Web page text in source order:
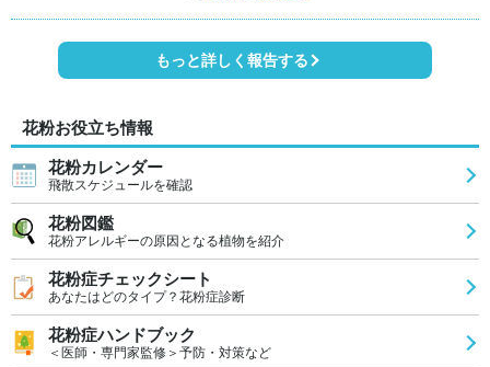
もっと詳しく報告する
花粉お役立ち情報
花粉カレンダー
飛散スケジュールを確認
花粉図鑑
花粉アレルギーの原因となる植物を紹介
花粉症チェックシート
あなたはどのタイプ？花粉症診断
花粉症ハンドブック
＜医師・専門家監修＞予防・対策など